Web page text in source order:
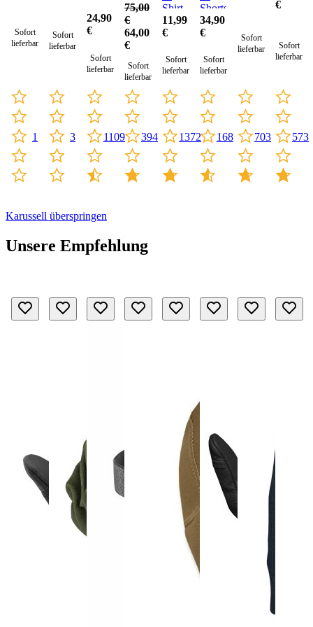
Sofort
lieferbar
1
Sofort
lieferbar
3
24,90
€
Sofort
lieferbar
1109
75,00
€
64,00
€
Sofort
lieferbar
394
Shirt
11,99
€
Sofort
lieferbar
1372
Shorts
34,90
€
Sofort
lieferbar
168
Sofort
lieferbar
703
€
Sofort
lieferbar
573
Karussell überspringen
Unsere Empfehlung